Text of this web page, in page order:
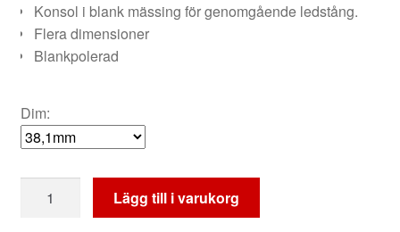
till
Konsol i blank mässing för genomgående ledstång.
Flera dimensioner
Blankpolerad
Dim:
genomgående
Lägg till i varukorg